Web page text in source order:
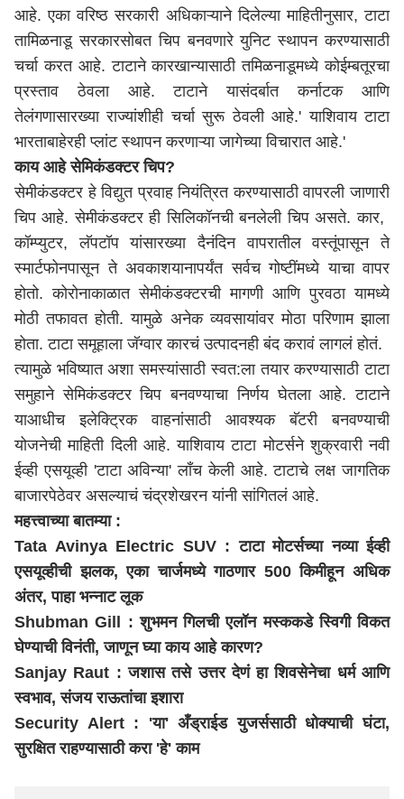
आहे. एका वरिष्ठ सरकारी अधिकाऱ्याने दिलेल्या माहितीनुसार, टाटा
तामिळनाडू सरकारसोबत चिप बनवणारे युनिट स्थापन करण्यासाठी
चर्चा करत आहे. टाटाने कारखान्यासाठी तमिळनाडूमध्ये कोईम्बतूरचा
प्रस्ताव ठेवला आहे. टाटाने यासंदर्बात कर्नाटक आणि
तेलंगणासारख्या राज्यांशीही चर्चा सुरू ठेवली आहे.' याशिवाय टाटा
भारताबाहेरही प्लांट स्थापन करणाऱ्या जागेच्या विचारात आहे.'
काय आहे सेमिकंडक्टर चिप?
सेमीकंडक्टर हे विद्युत प्रवाह नियंत्रित करण्यासाठी वापरली जाणारी
चिप आहे. सेमीकंडक्टर ही सिलिकॉनची बनलेली चिप असते. कार, ​​
कॉम्प्युटर, लॅपटॉप यांसारख्या दैनंदिन वापरातील वस्तूंपासून ते
स्मार्टफोनपासून ते अवकाशयानापर्यंत सर्वच गोष्टींमध्ये याचा वापर
होतो. कोरोनाकाळात सेमीकंडक्टरची मागणी आणि पुरवठा यामध्ये
मोठी तफावत होती. यामुळे अनेक व्यवसायांवर मोठा परिणाम झाला
होता. टाटा समूहाला जॅग्वार कारचं उत्पादनही बंद करावं लागलं होतं.
त्यामुळे भविष्यात अशा समस्यांसाठी स्वत:ला तयार करण्यासाठी टाटा
समुहाने सेमिकंडक्टर चिप बनवण्याचा निर्णय घेतला आहे. टाटाने
याआधीच इलेक्ट्रिक वाहनांसाठी आवश्यक बॅटरी बनवण्याची
योजनेची माहिती दिली आहे. याशिवाय टाटा मोटर्सने शुक्रवारी नवी
ईव्ही एसयूव्ही 'टाटा अविन्या' लाँच केली आहे. टाटाचे लक्ष जागतिक
बाजारपेठेवर असल्याचं चंद्रशेखरन यांनी सांगितलं आहे.
महत्त्वाच्या बातम्या :
Tata Avinya Electric SUV : टाटा मोटर्सच्या नव्या ईव्ही
एसयूव्हीची झलक, एका चार्जमध्ये गाठणार 500 किमीहून अधिक
अंतर, पाहा भन्नाट लूक
Shubman Gill : शुभमन गिलची एलॉन मस्ककडे स्विगी विकत
घेण्याची विनंती, जाणून घ्या काय आहे कारण?
Sanjay Raut : जशास तसे उत्तर देणं हा शिवसेनेचा धर्म आणि
स्वभाव, संजय राऊतांचा इशारा
Security Alert : 'या' अँड्राईड युजर्ससाठी धोक्याची घंटा,
सुरक्षित राहण्यासाठी करा 'हे' काम